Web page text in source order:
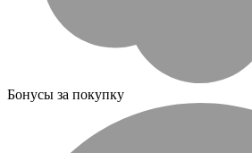
Бонусы за покупку